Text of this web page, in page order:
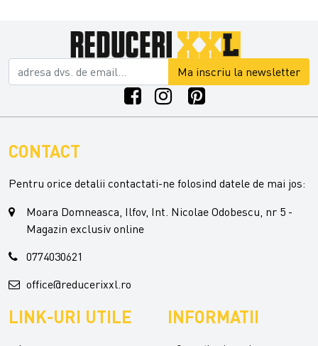
Ma inscriu la newsletter
CONTACT
Pentru orice detalii contactati-ne folosind datele de mai jos:
Moara Domneasca, Ilfov, Int. Nicolae Odobescu, nr 5 -
Magazin exclusiv online
0774030621
office@reducerixxl.ro
LINK-URI UTILE INFORMATII